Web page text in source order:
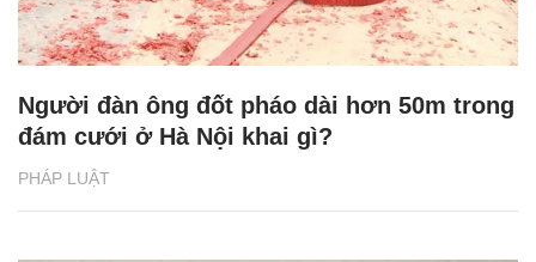
PHÁP LUẬT
Người đàn ông đốt pháo dài hơn 50m trong
đám cưới ở Hà Nội khai gì?